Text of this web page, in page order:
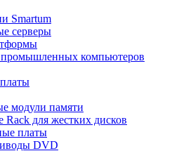
Smartum
серверы
компьютеров
модули памяти
для жестких дисков
платы
DVD